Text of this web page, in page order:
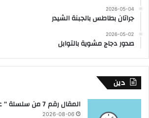
2026-05-04
جراتان بطاطس بالجبنة الشيدر
2026-05-02
صدور دجاج مشوية بالتوابل
دين
المقال رقم 7 من سلسلة ” عيادة القلوب “
2026-08-06